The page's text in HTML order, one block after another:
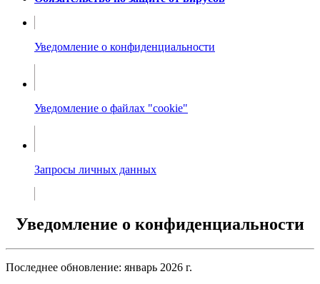
Уведомление о конфиденциальности
Уведомление о файлах "cookie"
Запросы личных данных
Уведомление о конфиденциальности
Последнее обновление: январь 2026 г.